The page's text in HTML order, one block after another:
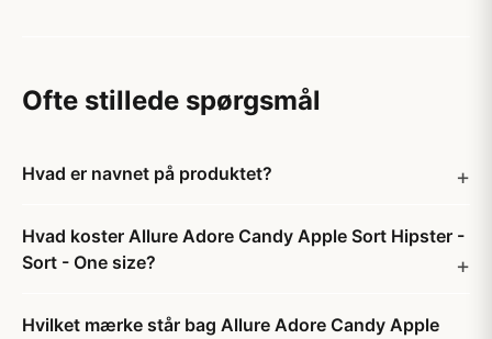
Ofte stillede spørgsmål
Hvad er navnet på produktet?
Hvad koster Allure Adore Candy Apple Sort Hipster -
Sort - One size?
Hvilket mærke står bag Allure Adore Candy Apple